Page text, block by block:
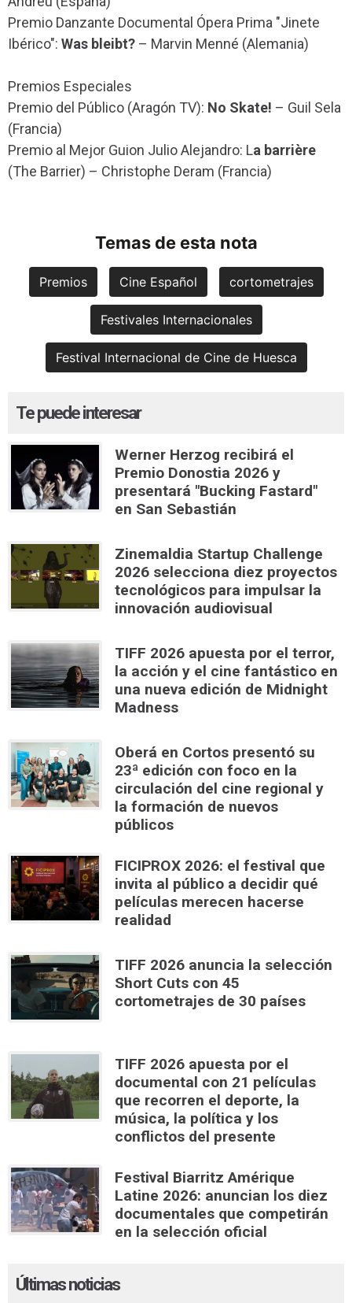
Premio Danzante Documental Ópera Prima "Jinete
Ibérico": Was bleibt? – Marvin Menné (Alemania)
Premios Especiales
Premio del Público (Aragón TV): No Skate! – Guil Sela
(Francia)
Premio al Mejor Guion Julio Alejandro: La barrière
(The Barrier) – Christophe Deram (Francia)
Temas de esta nota
Premios Cine Español cortometrajes
Festivales Internacionales
Festival Internacional de Cine de Huesca
Te puede interesar
Werner Herzog recibirá el
Premio Donostia 2026 y
presentará "Bucking Fastard"
en San Sebastián
Zinemaldia Startup Challenge
2026 selecciona diez proyectos
tecnológicos para impulsar la
innovación audiovisual
TIFF 2026 apuesta por el terror,
la acción y el cine fantástico en
una nueva edición de Midnight
Madness
Oberá en Cortos presentó su
23ª edición con foco en la
circulación del cine regional y
la formación de nuevos
públicos
FICIPROX 2026: el festival que
invita al público a decidir qué
películas merecen hacerse
realidad
TIFF 2026 anuncia la selección
Short Cuts con 45
cortometrajes de 30 países
TIFF 2026 apuesta por el
documental con 21 películas
que recorren el deporte, la
música, la política y los
conflictos del presente
Festival Biarritz Amérique
Latine 2026: anuncian los diez
documentales que competirán
en la selección oficial
Últimas noticias